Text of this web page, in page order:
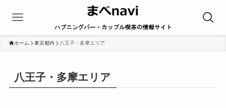
ホーム 東京都内 八王子・多摩エリア
八王子・多摩エリア